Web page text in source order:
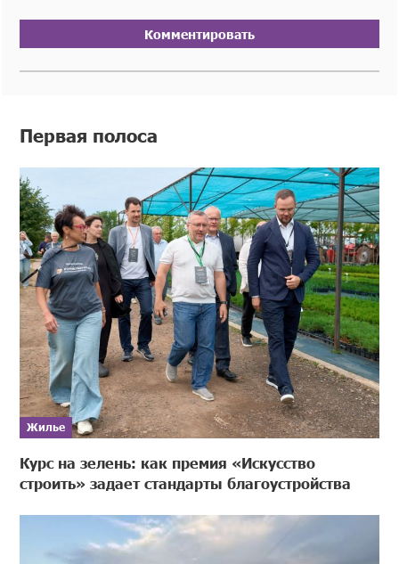
Комментировать
Первая полоса
Жилье
Курс на зелень: как премия «Искусство
строить» задает стандарты благоустройства